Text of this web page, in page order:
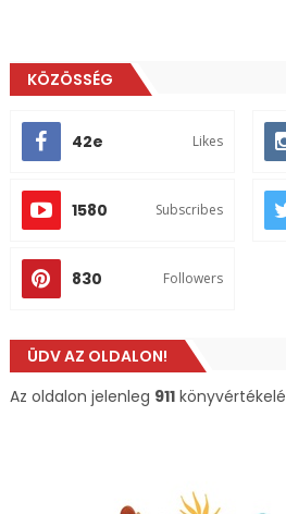
KÖZÖSSÉG
42e Likes
1580 Subscribes
830 Followers
ÜDV AZ OLDALON!
Az oldalon jelenleg 911